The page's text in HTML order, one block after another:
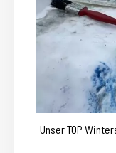
Unser TOP